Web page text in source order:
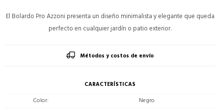
El Bolardo Pro Azzoni presenta un diseño minimalista y elegante que queda
perfecto en cualquier jardín o patio exterior.
Métodos y costos de envío
CARACTERÍSTICAS
Color
Negro